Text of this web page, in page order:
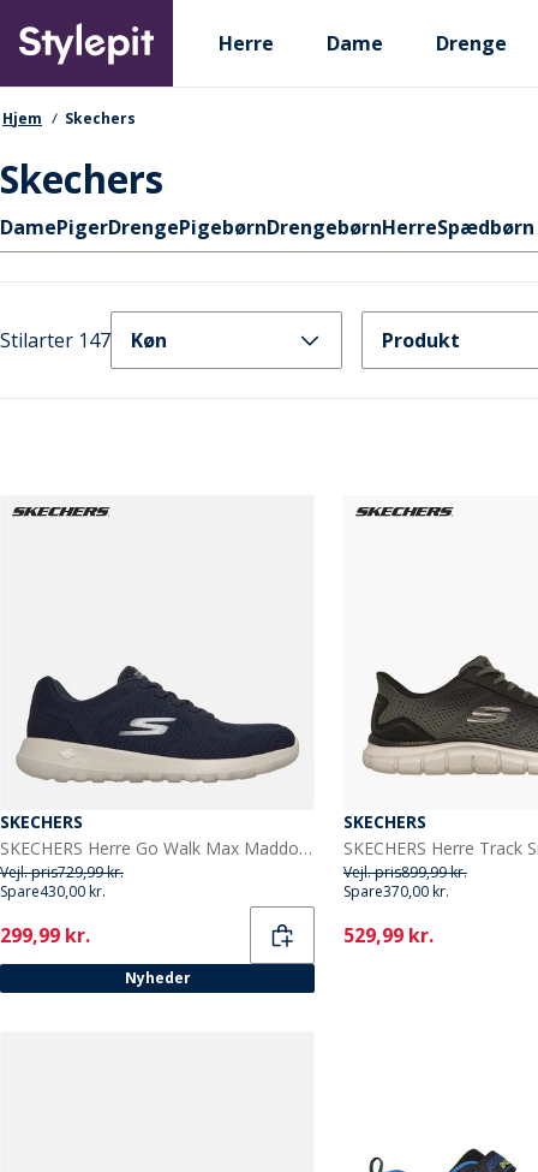
main
content
Primary departments
Herre Dame Drenge
navigationssti
Hjem Skechers
Skechers
Hurtige links
DamePigerDrengePigebørnDrengebørnHerre
Stilarter 147 Køn Produkt
SKECHERS
SKECHERS Herre Go Walk Max Maddoxx Sneakers Navy
Vejl. pris729,99 kr.
Spare430,00 kr.
Current
299,99 kr.
Nyheder
SKECHERS
SKECHERS Herre Track
Vejl. pris899,99 kr.
Spare370,00 kr.
Current
529,99 kr.